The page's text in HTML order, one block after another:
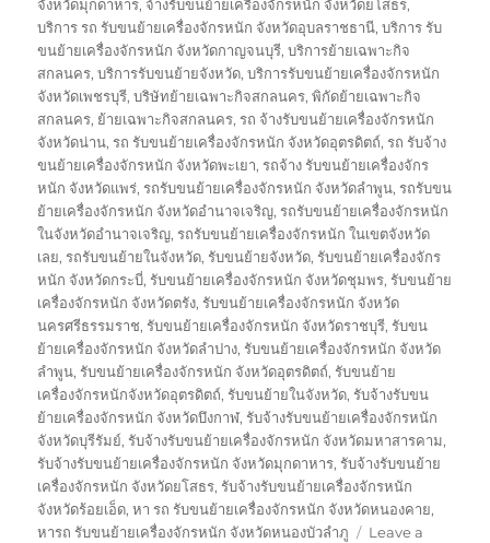
จังหวัดมุกดาหาร, จ้างรับขนย้ายเครื่องจักรหนัก จังหวัดยโสธร,
บริการ รถ รับขนย้ายเครื่องจักรหนัก จังหวัดอุบลราชธานี,บริการ รับ
ขนย้ายเครื่องจักรหนัก จังหวัดกาญจนบุรี,บริการย้ายเฉพาะกิจ
สกลนคร,บริการรับขนย้ายจังหวัด,บริการรับขนย้ายเครื่องจักรหนัก
จังหวัดเพชรบุรี,บริษัทย้ายเฉพาะกิจสกลนคร,พิกัดย้ายเฉพาะกิจ
สกลนคร, ย้ายเฉพาะกิจสกลนคร,รถ จ้างรับขนย้ายเครื่องจักรหนัก
จังหวัดน่าน,รถ รับขนย้ายเครื่องจักรหนัก จังหวัดอุตรดิตถ์,รถ รับจ้าง
ขนย้ายเครื่องจักรหนัก จังหวัดพะเยา,รถจ้าง รับขนย้ายเครื่องจักร
หนัก จังหวัดแพร่,รถรับขนย้ายเครื่องจักรหนัก จังหวัดลำพูน,รถรับขน
ย้ายเครื่องจักรหนัก จังหวัดอำนาจเจริญ,รถรับขนย้ายเครื่องจักรหนัก
ในจังหวัดอำนาจเจริญ,รถรับขนย้ายเครื่องจักรหนัก ในเขตจังหวัด
เลย,รถรับขนย้ายในจังหวัด,รับขนย้ายจังหวัด,รับขนย้ายเครื่องจักร
หนัก จังหวัดกระบี่,รับขนย้ายเครื่องจักรหนัก จังหวัดชุมพร,รับขนย้าย
เครื่องจักรหนัก จังหวัดตรัง,รับขนย้ายเครื่องจักรหนัก จังหวัด
นครศรีธรรมราช,รับขนย้ายเครื่องจักรหนัก จังหวัดราชบุรี,รับขน
ย้ายเครื่องจักรหนัก จังหวัดลำปาง,รับขนย้ายเครื่องจักรหนัก จังหวัด
ลำพูน,รับขนย้ายเครื่องจักรหนัก จังหวัดอุตรดิตถ์,รับขนย้าย
เครื่องจักรหนักจังหวัดอุตรดิตถ์,รับขนย้ายในจังหวัด,รับจ้างรับขน
ย้ายเครื่องจักรหนัก จังหวัดบึงกาฬ,รับจ้างรับขนย้ายเครื่องจักรหนัก
จังหวัดบุรีรัมย์,รับจ้างรับขนย้ายเครื่องจักรหนัก จังหวัดมหาสารคาม,
รับจ้างรับขนย้ายเครื่องจักรหนัก จังหวัดมุกดาหาร,รับจ้างรับขนย้าย
เครื่องจักรหนัก จังหวัดยโสธร,รับจ้างรับขนย้ายเครื่องจักรหนัก
จังหวัดร้อยเอ็ด,หา รถ รับขนย้ายเครื่องจักรหนัก จังหวัดหนองคาย,
หารถ รับขนย้ายเครื่องจักรหนัก จังหวัดหนองบัวลำภู
Leave a